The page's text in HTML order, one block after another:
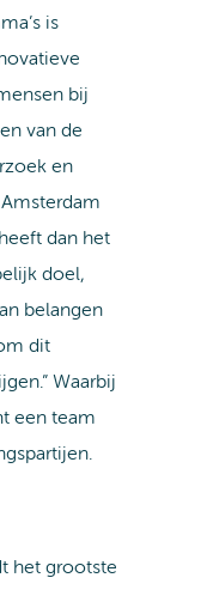
is
bij
van de
en
dan het
doel,
belangen
dit
Waarbij
een team
het grootste